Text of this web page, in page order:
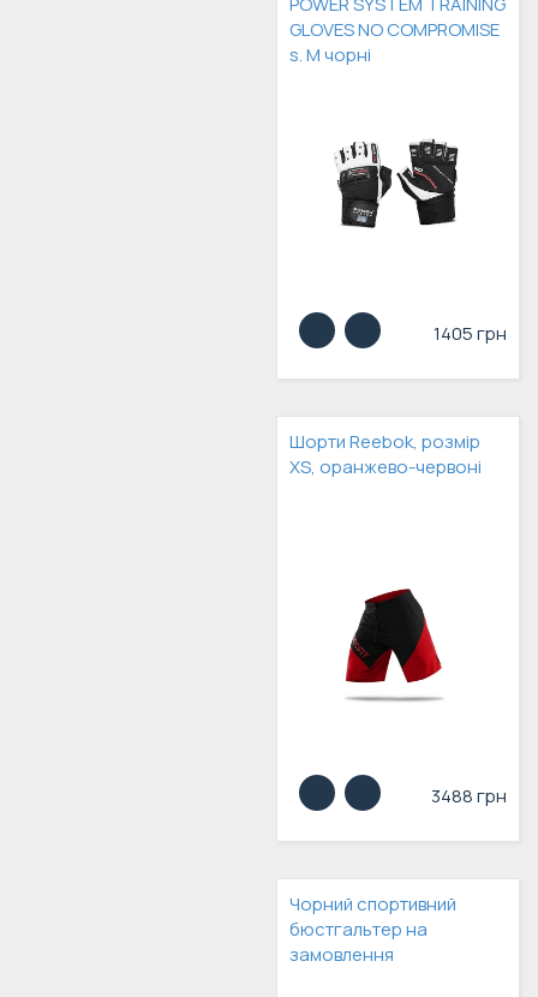
GLOVES NO COMPROMISE
s. M чорні
1405 грн
Шорти Reebok, розмір
XS, оранжево-червоні
3488 грн
Чорний спортивний
бюстгальтер на
замовлення